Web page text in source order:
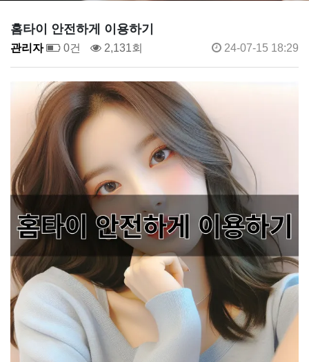
홈타이 안전하게 이용하기
관리자 0건 2,131회 24-07-15 18:29